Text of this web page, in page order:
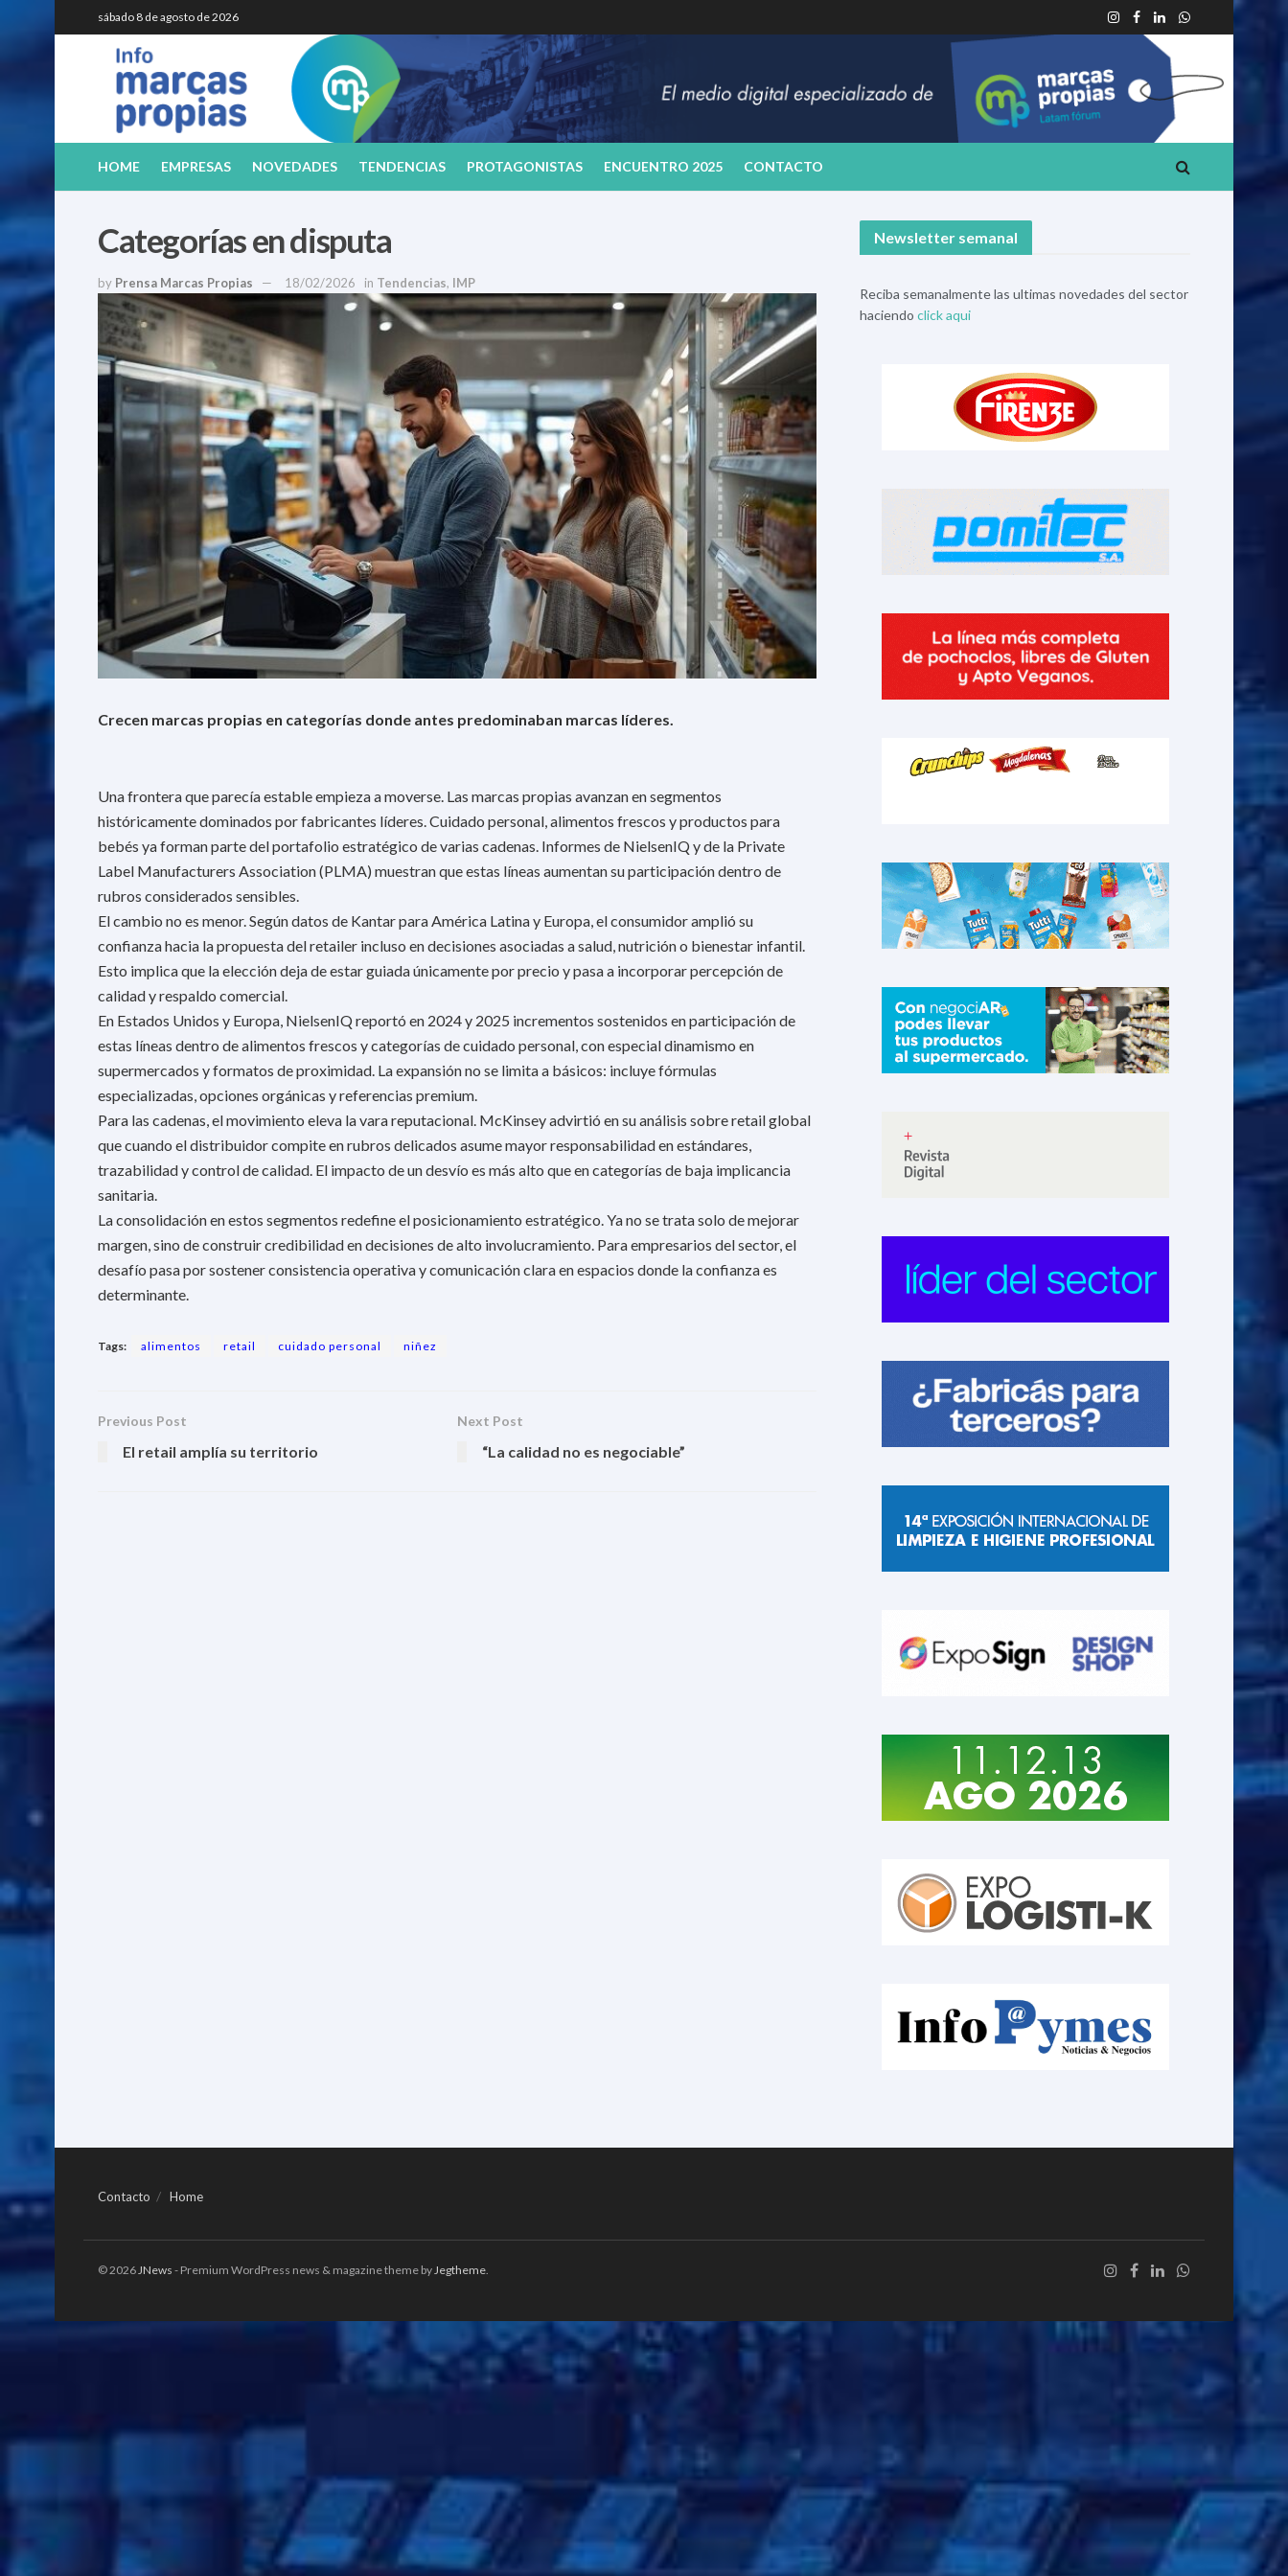
sábado 8 de agosto de 2026
HOME EMPRESAS NOVEDADES TENDENCIAS PROTAGONISTAS ENCUENTRO 2025 CONTACTO
Categorías en disputa
by Prensa Marcas Propias 18/02/2026 in Tendencias, IMP
Crecen marcas propias en categorías donde antes predominaban marcas líderes.
Una frontera que parecía estable empieza a moverse. Las marcas propias avanzan en segmentos
históricamente dominados por fabricantes líderes. Cuidado personal, alimentos frescos y productos para
bebés ya forman parte del portafolio estratégico de varias cadenas. Informes de NielsenIQ y de la Private
Label Manufacturers Association (PLMA) muestran que estas líneas aumentan su participación dentro de
rubros considerados sensibles.
El cambio no es menor. Según datos de Kantar para América Latina y Europa, el consumidor amplió su
confianza hacia la propuesta del retailer incluso en decisiones asociadas a salud, nutrición o bienestar infantil.
Esto implica que la elección deja de estar guiada únicamente por precio y pasa a incorporar percepción de
calidad y respaldo comercial.
En Estados Unidos y Europa, NielsenIQ reportó en 2024 y 2025 incrementos sostenidos en participación de
estas líneas dentro de alimentos frescos y categorías de cuidado personal, con especial dinamismo en
supermercados y formatos de proximidad. La expansión no se limita a básicos: incluye fórmulas
especializadas, opciones orgánicas y referencias premium.
Para las cadenas, el movimiento eleva la vara reputacional. McKinsey advirtió en su análisis sobre retail global
que cuando el distribuidor compite en rubros delicados asume mayor responsabilidad en estándares,
trazabilidad y control de calidad. El impacto de un desvío es más alto que en categorías de baja implicancia
sanitaria.
La consolidación en estos segmentos redefine el posicionamiento estratégico. Ya no se trata solo de mejorar
margen, sino de construir credibilidad en decisiones de alto involucramiento. Para empresarios del sector, el
desafío pasa por sostener consistencia operativa y comunicación clara en espacios donde la confianza es
determinante.
Tags: alimentos retail cuidado personal niñez
Previous Post
El retail amplía su territorio
Next Post
“La calidad no es negociable”
Newsletter semanal
Reciba semanalmente las ultimas novedades del sector
haciendo click aqui
Contacto Home
© 2026JNews - Premium WordPress news & magazine theme byJegtheme.